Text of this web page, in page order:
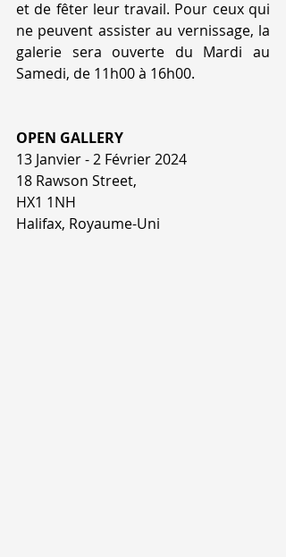
et de fêter leur travail. Pour ceux qui
ne peuvent assister au vernissage, la
galerie sera ouverte du Mardi au
Samedi, de 11h00 à 16h00.
OPEN GALLERY
13 Janvier - 2 Février 2024
18 Rawson Street,
HX1 1NH
Halifax, Royaume-Uni